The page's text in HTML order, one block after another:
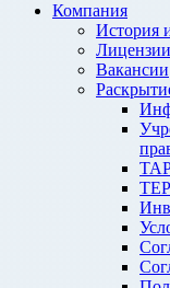
Компания
История
Лицензии
Вакансии